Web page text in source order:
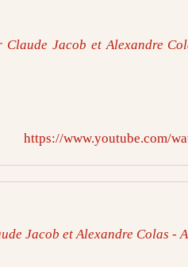
Jacob et Alexandre
https://www.youtube.com/
Jacob et Alexandre Colas -